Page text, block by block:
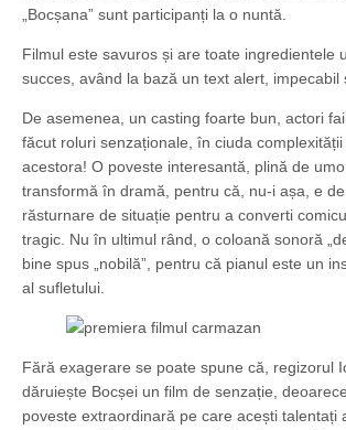
„Bocșana” sunt participanți la o nuntă.
Filmul este savuros și are toate ingredientele
succes, având la bază un text alert, impecabil
De asemenea, un casting foarte bun, actori
făcut roluri senzaționale, în ciuda
acestora! O poveste interesantă, plină de
transformă în dramă, pentru că, nu-i așa, e
răsturnare de situație pentru a converti
tragic. Nu în ultimul rând, o coloană sonoră
bine spus „nobilă”, pentru că pianul este un
al sufletului.
Fără exagerare se poate spune că, regizorul
dăruiește Bocșei un film de senzație,
poveste extraordinară pe care acești talentați